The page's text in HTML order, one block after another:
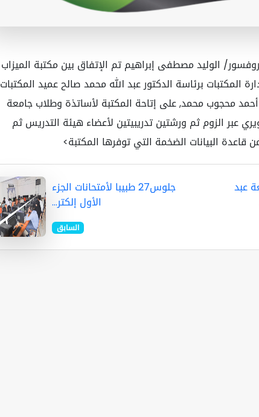
الوليد مصطفى إبراهيم تم الإتفاق بين مكتبة الميزاب
المكتبات برئاسة الدكتور عبد الله محمد صالح عميد المكتبات
محجوب محمد, على إتاحة المكتبة لأساتذة وطلاب جامعة
عبر الزوم ثم ورشتين تدريبيتين لأعضاء هيئة التدريس ثم
البيانات الضخمة التي توفرها المكتبة>
عبد
جلوس27 طبيبا لأمتحانات الجزء
الأول إلكتر...
السابق